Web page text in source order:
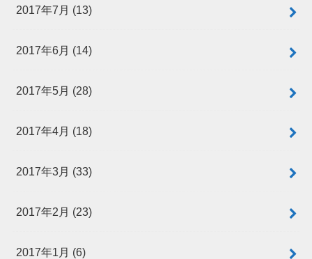
2017年7月 (13)
2017年6月 (14)
2017年5月 (28)
2017年4月 (18)
2017年3月 (33)
2017年2月 (23)
2017年1月 (6)